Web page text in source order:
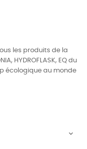
les produits de la
HYDROFLASK, EQ du
écologique au monde
